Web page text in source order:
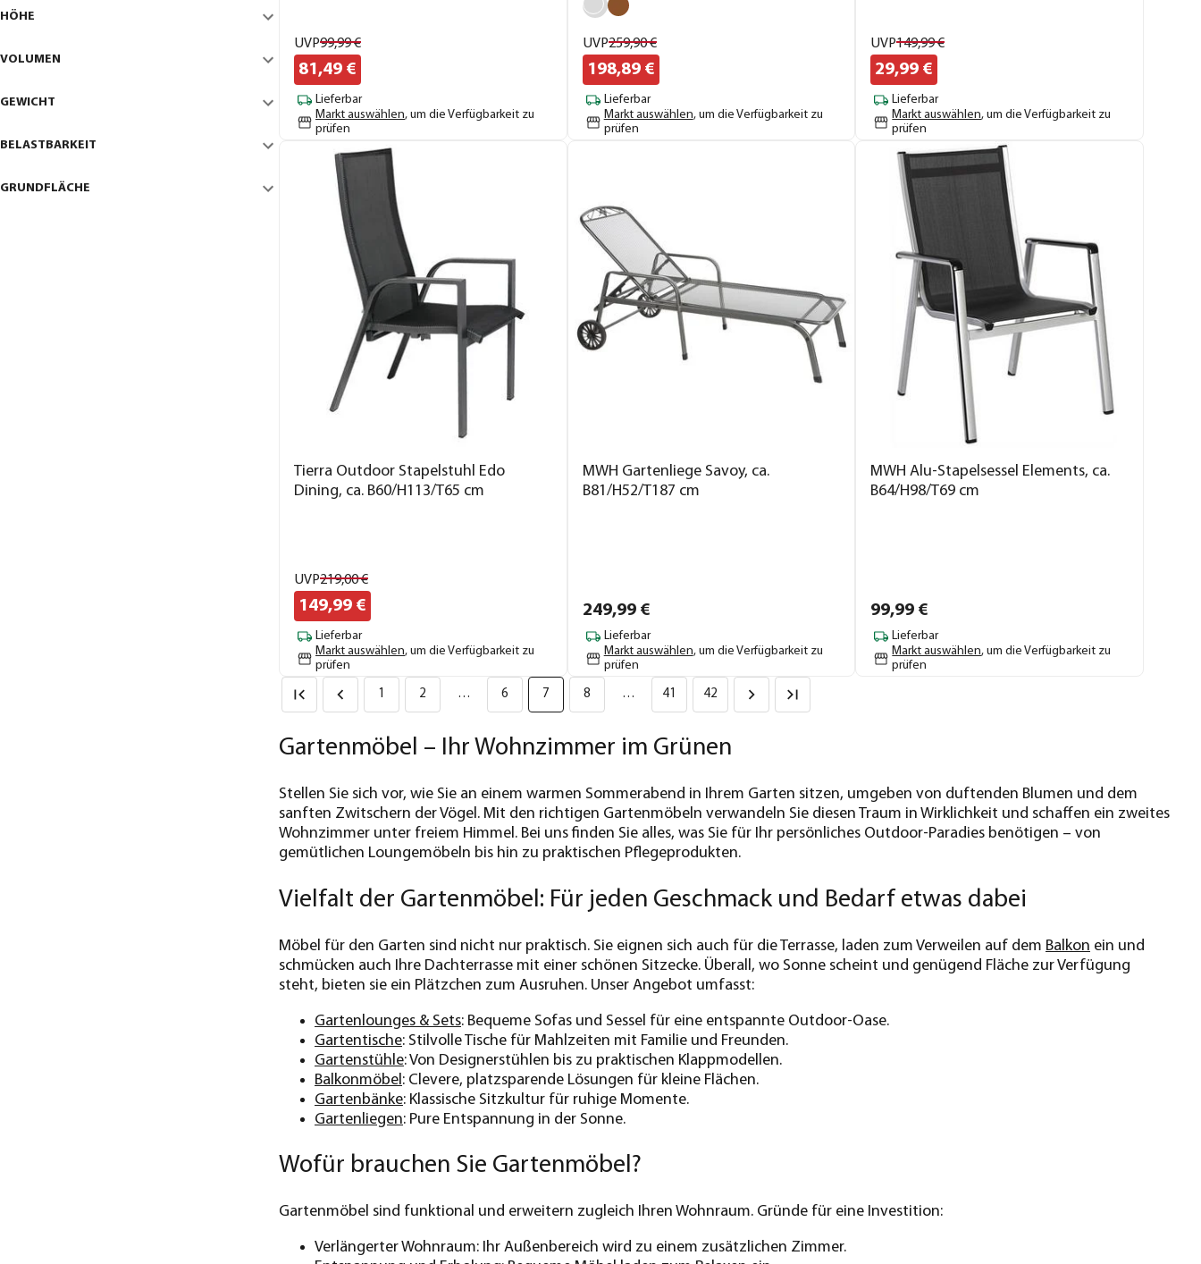
HÖHE
VOLUMEN
GEWICHT
BELASTBARKEIT
GRUNDFLÄCHE
UVP99,99€
81,49 €
Lieferbar
Markt auswählen, um die Verfügbarkeit zu
prüfen
UVP259,90€
198,89€
Lieferbar
Markt auswählen, um die Verfügbarkeit zu
prüfen
UVP149,99€
29,99 €
Lieferbar
Markt auswählen, um die Verfügbarkeit zu
prüfen
Tierra Outdoor Stapelstuhl Edo
Dining, ca. B60/H113/T65 cm
UVP219,00€
149,99 €
Lieferbar
Markt auswählen, um die Verfügbarkeit zu
prüfen
MWH Gartenliege Savoy, ca.
B81/H52/T187 cm
249,99€
Lieferbar
Markt auswählen, um die Verfügbarkeit zu
prüfen
MWH Alu-Stapelsessel Elements, ca.
B64/H98/T69 cm
99,99 €
Lieferbar
Markt auswählen, um die Verfügbarkeit zu
prüfen
1 2 … 6 7 8 … 41 42
Gartenmöbel – Ihr Wohnzimmer im Grünen
Stellen Sie sich vor, wie Sie an einem warmen Sommerabend in Ihrem Garten sitzen, umgeben von duftenden Blumen und dem
sanften Zwitschern der Vögel. Mit den richtigen Gartenmöbeln verwandeln Sie diesen Traum in Wirklichkeit und schaffen ein zweites
Wohnzimmer unter freiem Himmel. Bei uns finden Sie alles, was Sie für Ihr persönliches Outdoor-Paradies benötigen – von
gemütlichen Loungemöbeln bis hin zu praktischen Pflegeprodukten.
Vielfalt der Gartenmöbel: Für jeden Geschmack und Bedarf etwas dabei
Möbel für den Garten sind nicht nur praktisch. Sie eignen sich auch für die Terrasse, laden zum Verweilen auf dem Balkon ein und
schmücken auch Ihre Dachterrasse mit einer schönen Sitzecke. Überall, wo Sonne scheint und genügend Fläche zur Verfügung
steht, bieten sie ein Plätzchen zum Ausruhen. Unser Angebot umfasst:
Gartenlounges & Sets: Bequeme Sofas und Sessel für eine entspannte Outdoor-Oase.
Gartentische: Stilvolle Tische für Mahlzeiten mit Familie und Freunden.
Gartenstühle: Von Designerstühlen bis zu praktischen Klappmodellen.
Balkonmöbel: Clevere, platzsparende Lösungen für kleine Flächen.
Gartenbänke: Klassische Sitzkultur für ruhige Momente.
Gartenliegen: Pure Entspannung in der Sonne.
Wofür brauchen Sie Gartenmöbel?
Gartenmöbel sind funktional und erweitern zugleich Ihren Wohnraum. Gründe für eine Investition:
Verlängerter Wohnraum: Ihr Außenbereich wird zu einem zusätzlichen Zimmer.